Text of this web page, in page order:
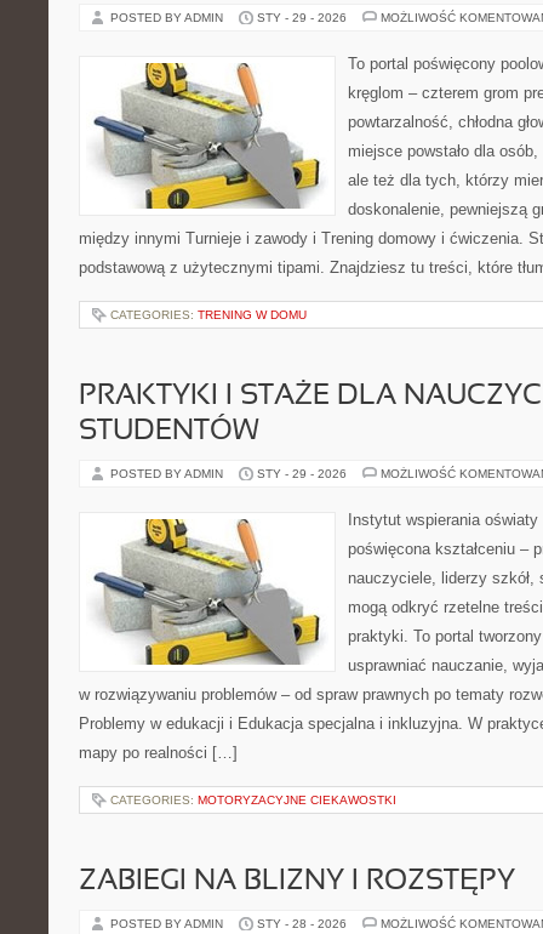
POSTED BY ADMIN STY - 29 - 2026 MOŻLIWOŚĆ
To portal poświęcony
kręglom – czterem grom
powtarzalność, chłodna
miejsce powstało dla
ale też dla tych, którzy
doskonalenie, pewniejszą
między innymi Turnieje i zawody i Trening domowy i ćwiczenia.
podstawową z użytecznymi tipami. Znajdziesz tu treści, które
CATEGORIES: TRENING W DOMU
PRAKTYKI I STAŻE DLA
STUDENTÓW
POSTED BY ADMIN STY - 29 - 2026 MOŻLIWOŚĆ
Instytut wspierania
poświęcona kształceniu –
nauczyciele, liderzy
mogą odkryć rzetelne
praktyki. To portal
usprawniać nauczanie,
w rozwiązywaniu problemów – od spraw prawnych po tematy
Problemy w edukacji i Edukacja specjalna i inkluzyjna. W
mapy po realności […]
CATEGORIES: MOTORYZACYJNE CIEKAWOSTKI
ZABIEGI NA BLIZNY I ROZSTĘPY
POSTED BY ADMIN STY - 28 - 2026 MOŻLIWOŚĆ